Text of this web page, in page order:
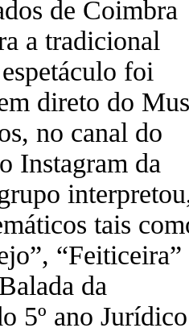
de Coimbra
a tradicional
foi
direto do
no canal do
Instagram da
tais
“Feiticeira”
da
5º ano